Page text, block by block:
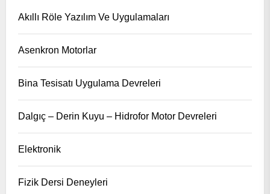
Akıllı Röle Yazılım Ve Uygulamaları
Asenkron Motorlar
Bina Tesisatı Uygulama Devreleri
Dalgıç – Derin Kuyu – Hidrofor Motor Devreleri
Elektronik
Fizik Dersi Deneyleri